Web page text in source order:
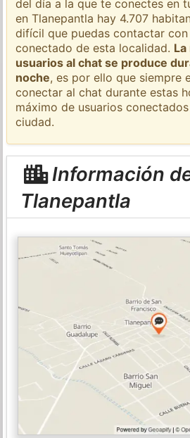
del día a la que te conectes en
en Tlanepantla hay 4.707
difícil que puedas contactar con
conectado de esta localidad.
usuarios al chat se produce
noche, es por ello que siempre
conectar al chat durante estas
máximo de usuarios
ciudad.
Información
Tlanepantla